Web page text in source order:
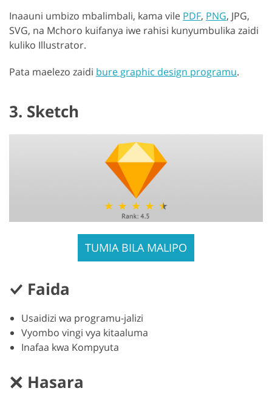
Inaauni umbizo mbalimbali, kama vile PDF, PNG, JPG,
SVG, na Mchoro kuifanya iwe rahisi kunyumbulika zaidi
kuliko Illustrator.
Pata maelezo zaidi bure graphic design programu.
3. Sketch
TUMIA BILA MALIPO
Faida
Usaidizi wa programu-jalizi
Vyombo vingi vya kitaaluma
Inafaa kwa Kompyuta
Hasara